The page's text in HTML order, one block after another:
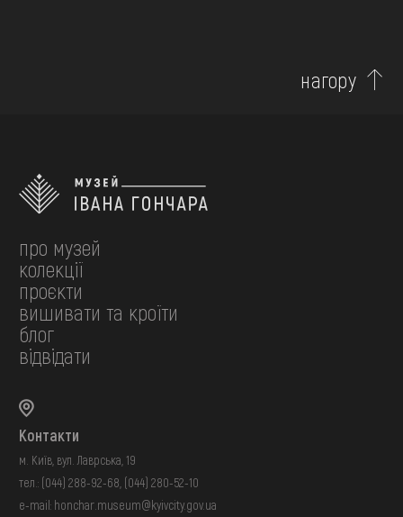
нагору
про музей
колекції
проєкти
вишивати та кроїти
блог
відвідати
Контакти
м. Київ, вул. Лаврська, 19
тел.: (044) 288-92-68 (044) 280-52-10
e-mail: honchar.museum@kyivcity.gov.ua